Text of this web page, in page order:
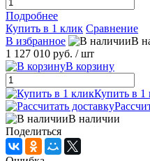
Подробнее
Купить в 1 клик Сравнение
В избранное
В
1 127 010 руб. / шт
В корзину
Купить в 1
В наличии
Поделиться